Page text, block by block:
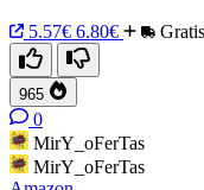
5.57€ 6.80€ Gratis
965
0
MirY_oFerTas
MirY_oFerTas